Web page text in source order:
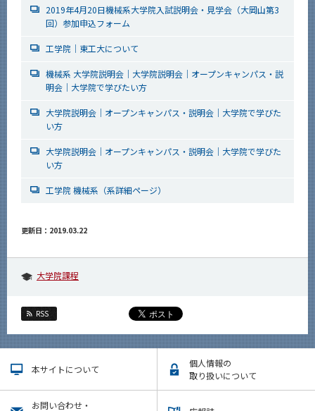
2019年4月20日機械系大学院入試説明会・見学会（大岡山第3
回）参加申込フォーム
工学院｜東工大について
機械系 大学院説明会｜大学院説明会｜オープンキャンパス・説
明会｜大学院で学びたい方
大学院説明会｜オープンキャンパス・説明会｜大学院で学びた
い方
大学院説明会｜オープンキャンパス・説明会｜大学院で学びた
い方
工学院 機械系（系詳細ページ）
更新日：2019.03.22
大学院課程
RSS
本サイトについて
個人情報の
取り扱いについて
お問い合わせ・